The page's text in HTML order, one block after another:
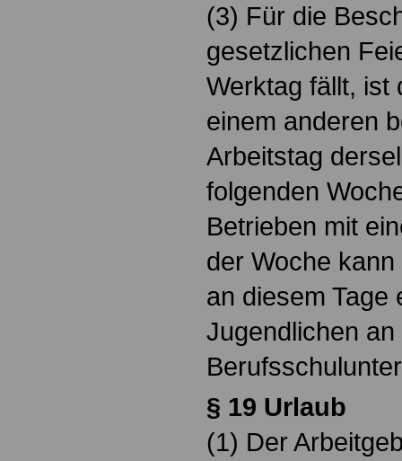
(3) Für die
gesetzlichen
Werktag fällt, ist
einem anderen
Arbeitstag
folgenden
Betrieben mit
der Woche
an diesem Tage
Jugendlichen
§ 19 Urlaub
(1) Der